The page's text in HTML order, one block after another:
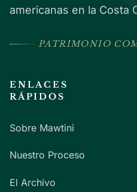
americanas en la Costa
PATRIMONIO
ENLACES
RÁPIDOS
Sobre Mawtini
Nuestro Proceso
El Archivo